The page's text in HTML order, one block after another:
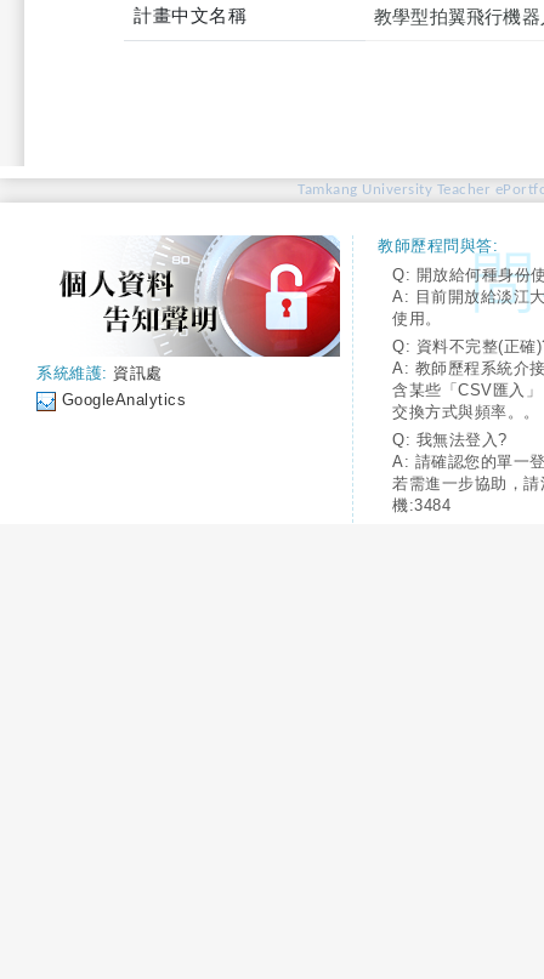
計畫中文名稱 教學型拍翼飛行機
Tamkang University Teacher
系統維護: 資訊處
GoogleAnalytics
教師歷程問與答:
Q: 開放給何種身份
A: 目前開放給淡江
使用。
Q: 資料不完整(正確
A: 教師歷程系統介
含某些「CSV匯入
交換方式與頻率。。
Q: 我無法登入?
A: 請確認您的單一
若需進一步協助，
機:3484